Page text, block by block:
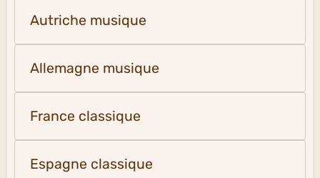
Autriche musique
Allemagne musique
France classique
Espagne classique